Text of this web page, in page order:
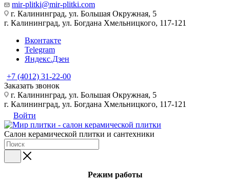
mir-plitki@mir-plitki.com
г. Калининград, ул. Большая Окружная, 5
г. Калининград, ул. Богдана Хмельницкого, 117-121
Вконтакте
Telegram
Яндекс.Дзен
+7 (4012) 31-22-00
Заказать звонок
г. Калининград, ул. Большая Окружная, 5
г. Калининград, ул. Богдана Хмельницкого, 117-121
Войти
Салон керамической плитки и сантехники
Режим работы